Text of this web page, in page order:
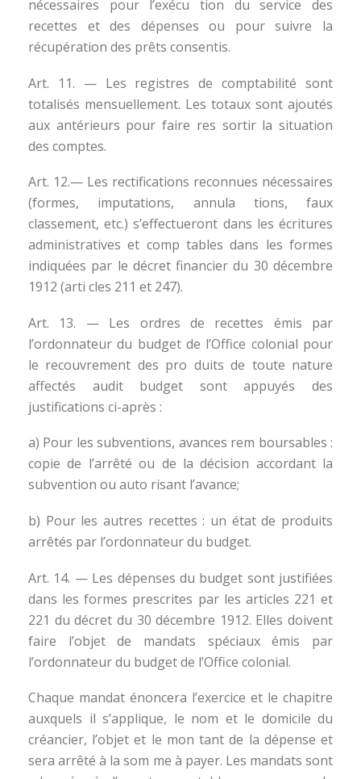
nécessaires pour l’exécu tion du service des
recettes et des dépenses ou pour suivre la
récupération des prêts consentis.
Art. 11. — Les registres de comptabilité sont
totalisés mensuellement. Les totaux sont ajoutés
aux antérieurs pour faire res sortir la situation
des comptes.
Art. 12.— Les rectifications reconnues nécessaires
(formes, imputations, annula tions, faux
classement, etc.) s’effectueront dans les écritures
administratives et comp tables dans les formes
indiquées par le décret financier du 30 décembre
1912 (arti cles 211 et 247).
Art. 13. — Les ordres de recettes émis par
l’ordonnateur du budget de l’Office colonial pour
le recouvrement des pro duits de toute nature
affectés audit budget sont appuyés des
justifications ci-après :
a) Pour les subventions, avances rem boursables :
copie de l’arrêté ou de la décision accordant la
subvention ou auto risant l’avance;
b) Pour les autres recettes : un état de produits
arrêtés par l’ordonnateur du budget.
Art. 14. — Les dépenses du budget sont justifiées
dans les formes prescrites par les articles 221 et
221 du décret du 30 décembre 1912. Elles doivent
faire l’objet de mandats spéciaux émis par
l’ordonnateur du budget de l’Office colonial.
Chaque mandat énoncera l’exercice et le chapitre
auxquels il s’applique, le nom et le domicile du
créancier, l’objet et le mon tant de la dépense et
sera arrêté à la som me à payer. Les mandats sont